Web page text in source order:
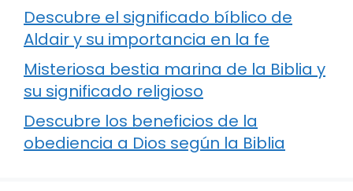
Descubre el significado bíblico de
Aldair y su importancia en la fe
Misteriosa bestia marina de la Biblia y
su significado religioso
Descubre los beneficios de la
obediencia a Dios según la Biblia